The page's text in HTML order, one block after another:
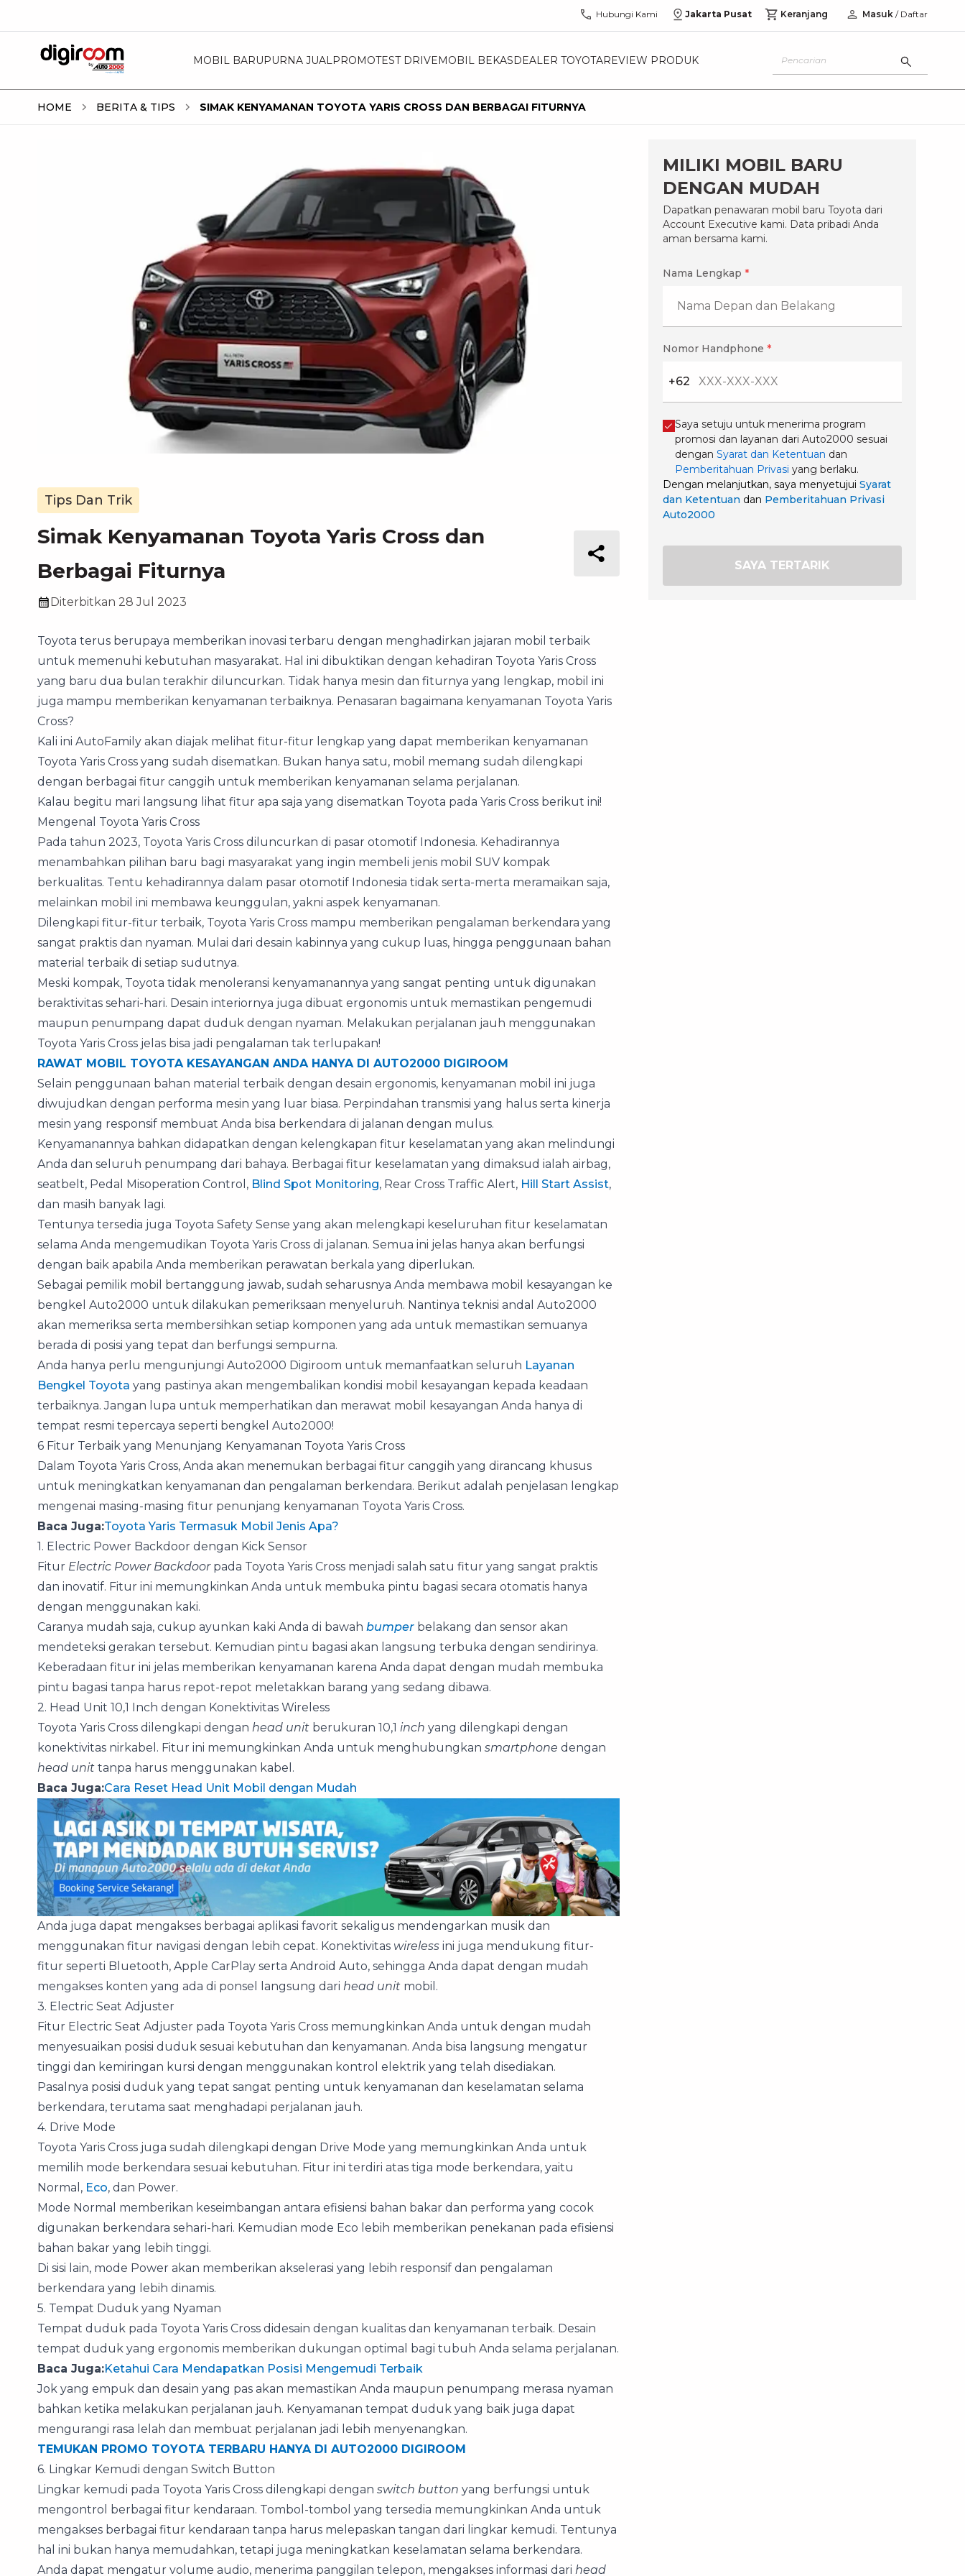
Hubungi Kami Jakarta Pusat Keranjang Masuk / Daftar
MOBIL BARUPURNA JUAL PROMOTEST DRIVEMOBIL BEKASDEALER TOYOTAREVIEW PRODUK
HOME BERITA & TIPS SIMAK KENYAMANAN TOYOTA YARIS CROSS DAN BERBAGAI FITURNYA
Tips Dan Trik
Simak Kenyamanan Toyota Yaris Cross dan
Berbagai Fiturnya
Diterbitkan 28 Jul 2023
Toyota terus berupaya memberikan inovasi terbaru dengan menghadirkan jajaran mobil terbaik
untuk memenuhi kebutuhan masyarakat. Hal ini dibuktikan dengan kehadiran Toyota Yaris Cross
yang baru dua bulan terakhir diluncurkan. Tidak hanya mesin dan fiturnya yang lengkap, mobil ini
juga mampu memberikan kenyamanan terbaiknya. Penasaran bagaimana kenyamanan Toyota Yaris
Cross?
Kali ini AutoFamily akan diajak melihat fitur-fitur lengkap yang dapat memberikan kenyamanan
Toyota Yaris Cross yang sudah disematkan. Bukan hanya satu, mobil memang sudah dilengkapi
dengan berbagai fitur canggih untuk memberikan kenyamanan selama perjalanan.
Kalau begitu mari langsung lihat fitur apa saja yang disematkan Toyota pada Yaris Cross berikut ini!
Mengenal Toyota Yaris Cross
Pada tahun 2023, Toyota Yaris Cross diluncurkan di pasar otomotif Indonesia. Kehadirannya
menambahkan pilihan baru bagi masyarakat yang ingin membeli jenis mobil SUV kompak
berkualitas. Tentu kehadirannya dalam pasar otomotif Indonesia tidak serta-merta meramaikan saja,
melainkan mobil ini membawa keunggulan, yakni aspek kenyamanan.
Dilengkapi fitur-fitur terbaik, Toyota Yaris Cross mampu memberikan pengalaman berkendara yang
sangat praktis dan nyaman. Mulai dari desain kabinnya yang cukup luas, hingga penggunaan bahan
material terbaik di setiap sudutnya.
Meski kompak, Toyota tidak menoleransi kenyamanannya yang sangat penting untuk digunakan
beraktivitas sehari-hari. Desain interiornya juga dibuat ergonomis untuk memastikan pengemudi
maupun penumpang dapat duduk dengan nyaman. Melakukan perjalanan jauh menggunakan
Toyota Yaris Cross jelas bisa jadi pengalaman tak terlupakan!
RAWAT MOBIL TOYOTA KESAYANGAN ANDA HANYA DI AUTO2000 DIGIROOM
Selain penggunaan bahan material terbaik dengan desain ergonomis, kenyamanan mobil ini juga
diwujudkan dengan performa mesin yang luar biasa. Perpindahan transmisi yang halus serta kinerja
mesin yang responsif membuat Anda bisa berkendara di jalanan dengan mulus.
Kenyamanannya bahkan didapatkan dengan kelengkapan fitur keselamatan yang akan melindungi
Anda dan seluruh penumpang dari bahaya. Berbagai fitur keselamatan yang dimaksud ialah airbag,
seatbelt, Pedal Misoperation Control, Blind Spot Monitoring, Rear Cross Traffic Alert, Hill Start Assist,
dan masih banyak lagi.
Tentunya tersedia juga Toyota Safety Sense yang akan melengkapi keseluruhan fitur keselamatan
selama Anda mengemudikan Toyota Yaris Cross di jalanan. Semua ini jelas hanya akan berfungsi
dengan baik apabila Anda memberikan perawatan berkala yang diperlukan.
Sebagai pemilik mobil bertanggung jawab, sudah seharusnya Anda membawa mobil kesayangan ke
bengkel Auto2000 untuk dilakukan pemeriksaan menyeluruh. Nantinya teknisi andal Auto2000
akan memeriksa serta membersihkan setiap komponen yang ada untuk memastikan semuanya
berada di posisi yang tepat dan berfungsi sempurna.
Anda hanya perlu mengunjungi Auto2000 Digiroom untuk memanfaatkan seluruh Layanan
Bengkel Toyota yang pastinya akan mengembalikan kondisi mobil kesayangan kepada keadaan
terbaiknya. Jangan lupa untuk memperhatikan dan merawat mobil kesayangan Anda hanya di
tempat resmi tepercaya seperti bengkel Auto2000!
6 Fitur Terbaik yang Menunjang Kenyamanan Toyota Yaris Cross
Dalam Toyota Yaris Cross, Anda akan menemukan berbagai fitur canggih yang dirancang khusus
untuk meningkatkan kenyamanan dan pengalaman berkendara. Berikut adalah penjelasan lengkap
mengenai masing-masing fitur penunjang kenyamanan Toyota Yaris Cross.
Baca Juga:Toyota Yaris Termasuk Mobil Jenis Apa?
1. Electric Power Backdoor dengan Kick Sensor
Fitur Electric Power Backdoorpada Toyota Yaris Cross menjadi salah satu fitur yang sangat praktis
dan inovatif. Fitur ini memungkinkan Anda untuk membuka pintu bagasi secara otomatis hanya
dengan menggunakan kaki.
Caranya mudah saja, cukup ayunkan kaki Anda di bawah bumper belakang dan sensor akan
mendeteksi gerakan tersebut. Kemudian pintu bagasi akan langsung terbuka dengan sendirinya.
Keberadaan fitur ini jelas memberikan kenyamanan karena Anda dapat dengan mudah membuka
pintu bagasi tanpa harus repot-repot meletakkan barang yang sedang dibawa.
2. Head Unit 10,1 Inch dengan Konektivitas Wireless
Toyota Yaris Cross dilengkapi dengan head unit berukuran 10,1 inch yang dilengkapi dengan
konektivitas nirkabel. Fitur ini memungkinkan Anda untuk menghubungkan smartphone dengan
head unit tanpa harus menggunakan kabel.
Baca Juga:Cara Reset Head Unit Mobil dengan Mudah
Anda juga dapat mengakses berbagai aplikasi favorit sekaligus mendengarkan musik dan
menggunakan fitur navigasi dengan lebih cepat. Konektivitas wireless ini juga mendukung fitur-
fitur seperti Bluetooth, Apple CarPlay serta Android Auto, sehingga Anda dapat dengan mudah
mengakses konten yang ada di ponsel langsung dari head unit mobil.
3. Electric Seat Adjuster
Fitur Electric Seat Adjuster pada Toyota Yaris Cross memungkinkan Anda untuk dengan mudah
menyesuaikan posisi duduk sesuai kebutuhan dan kenyamanan. Anda bisa langsung mengatur
tinggi dan kemiringan kursi dengan menggunakan kontrol elektrik yang telah disediakan.
Pasalnya posisi duduk yang tepat sangat penting untuk kenyamanan dan keselamatan selama
berkendara, terutama saat menghadapi perjalanan jauh.
4. Drive Mode
Toyota Yaris Cross juga sudah dilengkapi dengan Drive Mode yang memungkinkan Anda untuk
memilih mode berkendara sesuai kebutuhan. Fitur ini terdiri atas tiga mode berkendara, yaitu
Normal, Eco, dan Power.
Mode Normal memberikan keseimbangan antara efisiensi bahan bakar dan performa yang cocok
digunakan berkendara sehari-hari. Kemudian mode Eco lebih memberikan penekanan pada efisiensi
bahan bakar yang lebih tinggi.
Di sisi lain, mode Power akan memberikan akselerasi yang lebih responsif dan pengalaman
berkendara yang lebih dinamis.
5. Tempat Duduk yang Nyaman
Tempat duduk pada Toyota Yaris Cross didesain dengan kualitas dan kenyamanan terbaik. Desain
tempat duduk yang ergonomis memberikan dukungan optimal bagi tubuh Anda selama perjalanan.
Baca Juga:Ketahui Cara Mendapatkan Posisi Mengemudi Terbaik
Jok yang empuk dan desain yang pas akan memastikan Anda maupun penumpang merasa nyaman
bahkan ketika melakukan perjalanan jauh. Kenyamanan tempat duduk yang baik juga dapat
mengurangi rasa lelah dan membuat perjalanan jadi lebih menyenangkan.
TEMUKAN PROMO TOYOTA TERBARU HANYA DI AUTO2000 DIGIROOM
6. Lingkar Kemudi dengan Switch Button
Lingkar kemudi pada Toyota Yaris Cross dilengkapi dengan switch button yang berfungsi untuk
mengontrol berbagai fitur kendaraan. Tombol-tombol yang tersedia memungkinkan Anda untuk
mengakses berbagai fitur kendaraan tanpa harus melepaskan tangan dari lingkar kemudi. Tentunya
hal ini bukan hanya memudahkan, tetapi juga meningkatkan keselamatan selama berkendara.
Anda dapat mengatur volume audio, menerima panggilan telepon, mengakses informasi dari head
MILIKI MOBIL BARU
DENGAN MUDAH
Dapatkan penawaran mobil baru Toyota dari
Account Executive kami. Data pribadi Anda
aman bersama kami.
Nama Lengkap *
Nomor Handphone *
+62
Saya setuju untuk menerima program
promosi dan layanan dari Auto2000 sesuai
dengan Syarat dan Ketentuan dan
Pemberitahuan Privasi yang berlaku.
Dengan melanjutkan, saya menyetujui Syarat
dan Ketentuan dan Pemberitahuan Privasi
Auto2000
SAYA TERTARIK